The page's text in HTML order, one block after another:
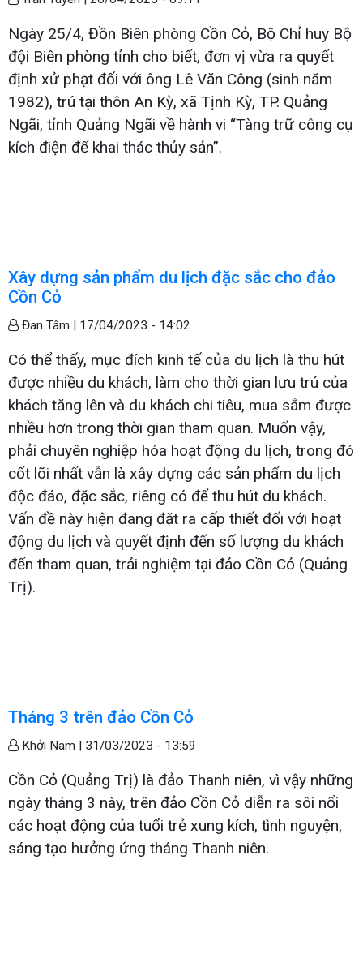
Ngày 25/4, Đồn Biên phòng Cồn Cỏ, Bộ Chỉ huy Bộ
đội Biên phòng tỉnh cho biết, đơn vị vừa ra quyết
định xử phạt đối với ông Lê Văn Công (sinh năm
1982), trú tại thôn An Kỳ, xã Tịnh Kỳ, TP. Quảng
Ngãi, tỉnh Quảng Ngãi về hành vi “Tàng trữ công cụ
kích điện để khai thác thủy sản”.
Xây dựng sản phẩm du lịch đặc sắc cho đảo
Cồn Cỏ
Đan Tâm | 17/04/2023 - 14:02
Có thể thấy, mục đích kinh tế của du lịch là thu hút
được nhiều du khách, làm cho thời gian lưu trú của
khách tăng lên và du khách chi tiêu, mua sắm được
nhiều hơn trong thời gian tham quan. Muốn vậy,
phải chuyên nghiệp hóa hoạt động du lịch, trong đó
cốt lõi nhất vẫn là xây dựng các sản phẩm du lịch
độc đáo, đặc sắc, riêng có để thu hút du khách.
Vấn đề này hiện đang đặt ra cấp thiết đối với hoạt
động du lịch và quyết định đến số lượng du khách
đến tham quan, trải nghiệm tại đảo Cồn Cỏ (Quảng
Trị).
Tháng 3 trên đảo Cồn Cỏ
Khởi Nam | 31/03/2023 - 13:59
Cồn Cỏ (Quảng Trị) là đảo Thanh niên, vì vậy những
ngày tháng 3 này, trên đảo Cồn Cỏ diễn ra sôi nổi
các hoạt động của tuổi trẻ xung kích, tình nguyện,
sáng tạo hưởng ứng tháng Thanh niên.